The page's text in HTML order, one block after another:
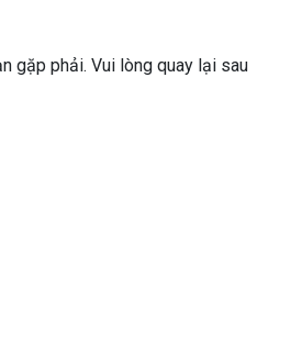
gặp phải. Vui lòng quay lại sau